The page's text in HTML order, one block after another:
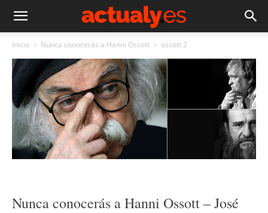
Inicio Nunca conocerás a Hanni Ossott ossott 2
Nunca conocerás a Hanni Ossott – José